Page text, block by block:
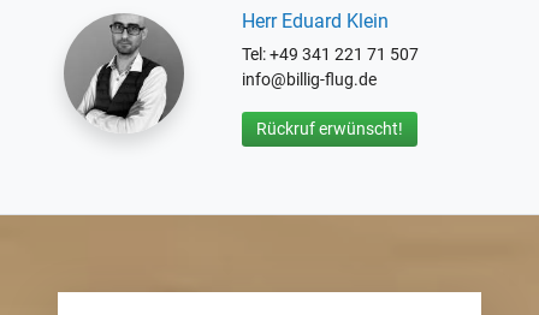
Herr Eduard Klein
Tel: +49 341 221 71 507
info@billig-flug.de
Rückruf erwünscht!